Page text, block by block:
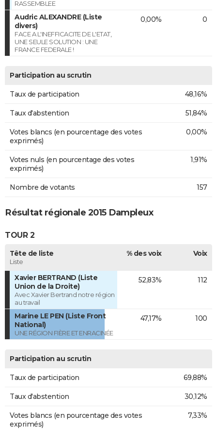
RASSEMBLEE
Audric ALEXANDRE (Liste
divers)
FACE A L'INEFFICACITE DE L'ETAT,
UNE SEULE SOLUTION : UNE
FRANCE FEDERALE !
0,00% 0
Participation au scrutin
Taux de participation 48,16%
Taux d'abstention 51,84%
Votes blancs (en pourcentage des votes
exprimés)
0,00%
Votes nuls (en pourcentage des votes
exprimés)
1,91%
Nombre de votants 157
Résultat régionale 2015 Dampleux
TOUR 2
Tête de liste
Liste
% des voix Voix
Xavier BERTRAND (Liste
Union de la Droite)
Avec Xavier Bertrand notre région
au travail
52,83% 112
Marine LE PEN (Liste Front
National)
UNE RÉGION FIÈRE ET ENRACINÉE
47,17% 100
Participation au scrutin
Taux de participation 69,88%
Taux d'abstention 30,12%
Votes blancs (en pourcentage des votes
exprimés)
7,33%